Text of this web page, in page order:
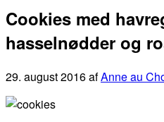
Cookies med
hasselnødder og
29. august 2016afAnne au